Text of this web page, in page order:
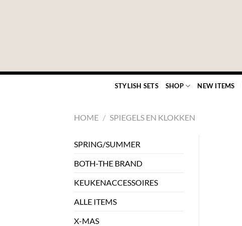
STYLISH SETS SHOP NEW ITEMS
HOME / SPIEGELS EN KLOKKEN
SPRING/SUMMER
BOTH-THE BRAND
KEUKENACCESSOIRES
ALLE ITEMS
X-MAS